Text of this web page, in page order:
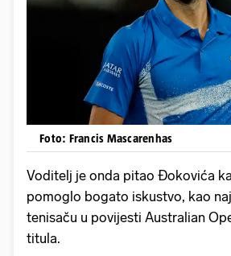
Foto: Francis Mascarenhas
Voditelj je onda pitao Đokovića
pomoglo bogato iskustvo, kao
tenisaču u povijesti Australian
titula.